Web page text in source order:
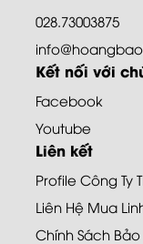
028.73003875
Kết nối với
Facebook
Youtube
Liên kết
Profile Công Ty
Liên Hệ Mua
Chính Sách